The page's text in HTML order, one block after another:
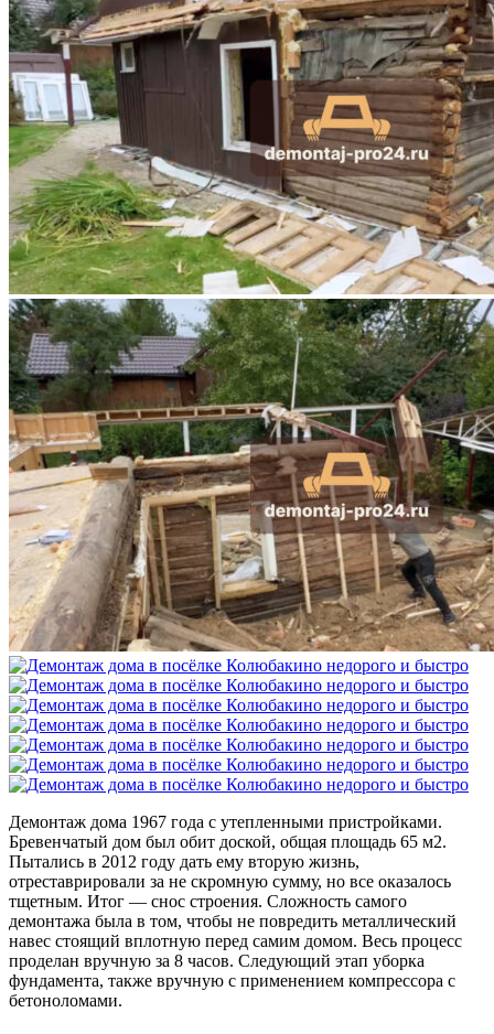
Демонтаж дома 1967 года с утепленными пристройками.
Бревенчатый дом был обит доской, общая площадь 65 м2.
Пытались в 2012 году дать ему вторую жизнь,
отреставрировали за не скромную сумму, но все оказалось
тщетным. Итог — снос строения. Сложность самого
демонтажа была в том, чтобы не повредить металлический
навес стоящий вплотную перед самим домом. Весь процесс
проделан вручную за 8 часов. Следующий этап уборка
фундамента, также вручную с применением компрессора с
бетоноломами.